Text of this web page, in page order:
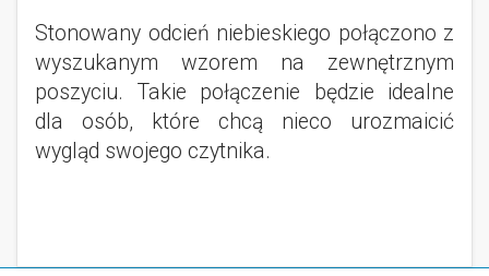
Stonowany odcień niebieskiego połączono z
wyszukanym wzorem na zewnętrznym
poszyciu. Takie połączenie będzie idealne
dla osób, które chcą nieco urozmaicić
wygląd swojego czytnika.